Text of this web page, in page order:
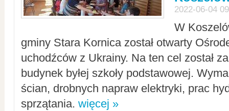
2022-06-04
W
gminy Stara Kornica został otwarty
uchodźców z Ukrainy. Na ten cel został
budynek byłej szkoły podstawowej.
ścian, drobnych napraw elektryki, prac
sprzątania. więcej »